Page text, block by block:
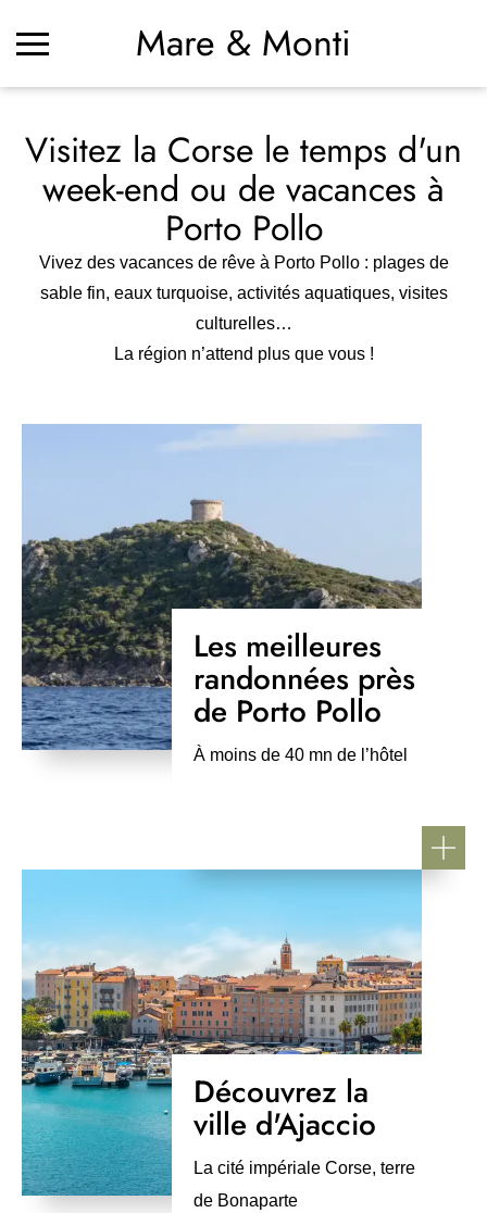
Mare & Monti
Visitez la Corse le temps d'un
week-end ou de vacances à
Porto Pollo
Vivez des vacances de rêve à Porto Pollo : plages de
sable fin, eaux turquoise, activités aquatiques, visites
culturelles…
La région n’attend plus que vous !
Les meilleures
randonnées près
de Porto Pollo
À moins de 40 mn de l’hôtel
Découvrez la
ville d'Ajaccio
La cité impériale Corse, terre
de Bonaparte